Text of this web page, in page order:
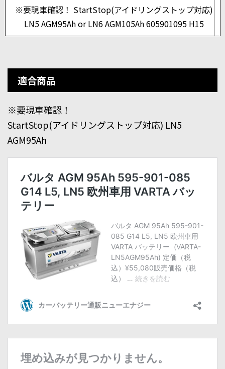
※要現車確認！ StartStop(アイドリングストップ対応)
LN5 AGM95Ah or LN6 AGM105Ah 605901095 H15
適合商品
※要現車確認！
StartStop(アイドリングストップ対応) LN5
AGM95Ah